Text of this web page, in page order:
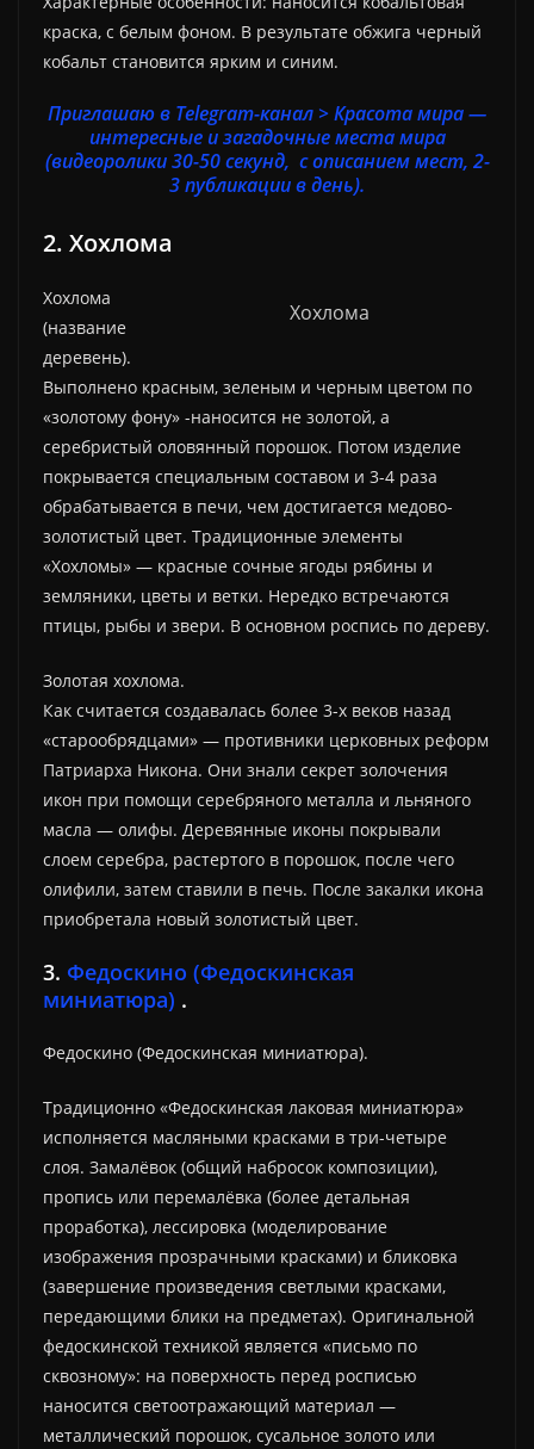
краска, с белым фоном. В результате обжига черный
кобальт становится ярким и синим.
Приглашаю в Telegram-канал > Красота мира —
интересные и загадочные места мира
(видеоролики 30-50 секунд, с описанием мест, 2-
3 публикации в день).
2. Хохлома
Хохлома
Хохлома
(название
деревень).
Выполнено красным, зеленым и черным цветом по
«золотому фону» -наносится не золотой, а
серебристый оловянный порошок. Потом изделие
покрывается специальным составом и 3-4 раза
обрабатывается в печи, чем достигается медово-
золотистый цвет. Традиционные элементы
«Хохломы» — красные сочные ягоды рябины и
земляники, цветы и ветки. Нередко встречаются
птицы, рыбы и звери. В основном роспись по дереву.
Золотая хохлома.
Как считается создавалась более 3-х веков назад
«старооб­рядцами» — противники церковных реформ
Патриарха Никона. Они знали секрет золочения
икон при помощи серебряного металла и льняного
масла — олифы. Деревянные иконы покрывали
слоем серебра, растертого в порошок, после чего
оли­фили, затем ставили в печь. После закалки икона
приобретала новый золотистый цвет.
3. Федоскино (Федоскинская
миниатюра) .
Федоскино (Федоскинская миниатюра).
Традиционно «Федоскинская лаковая миниатюра»
исполняется масляными красками в три-четыре
слоя. Замалёвок (общий набросок композиции),
пропись или перемалёвка (более детальная
проработка), лессировка (моделирование
изображения прозрачными красками) и бликовка
(завершение произведения светлыми красками,
передающими блики на предметах). Оригинальной
федоскинской техникой является «письмо по
сквозному»: на поверхность перед росписью
наносится светоотражающий материал —
металлический порошок, сусальное золото или